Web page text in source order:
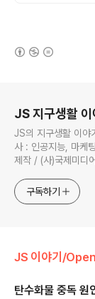
JS 지구생활
JS의 지구생활 이야기 / AI, 게임, 호텔, 여
사 : 인공지능, 마케
제작 / (사)국제미디
구독하기
탄수화물 중독 원